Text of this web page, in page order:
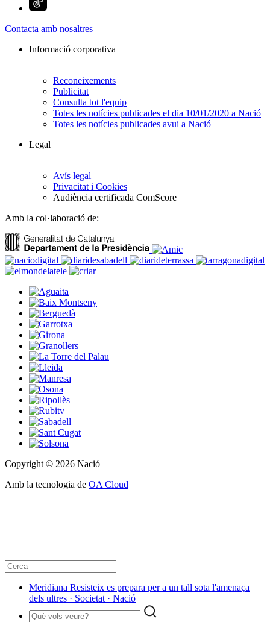
Contacta amb nosaltres
Informació corporativa
Reconeixements
Publicitat
Consulta tot l'equip
Totes les notícies publicades el dia 10/01/2020 a Nació
Totes les notícies publicades avui a Nació
Legal
Avís legal
Privacitat i Cookies
Audiència certificada ComScore
Amb la col·laboració de:
Copyright © 2026 Nació
Amb la tecnologia de OA Cloud
Meridiana Resisteix es prepara per a un tall sota l'amenaça
dels ultres · Societat · Nació